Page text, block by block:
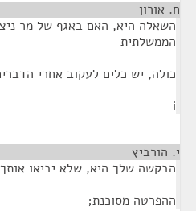
ח. אורון
השאלה היא, האם באגף של מר
הממשלתית
כולה, יש כלים לעקוב אחרי
i
י. הורביץ
הבקשה שלך היא, שלא יביאו
ההפרטה מסוכנת;